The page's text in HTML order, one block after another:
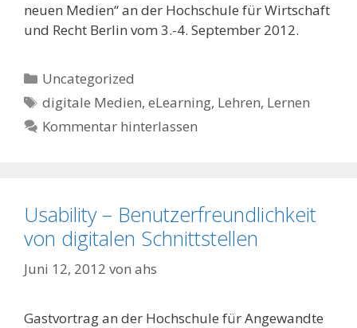
neuen Medien“ an der Hochschule für Wirtschaft
und Recht Berlin vom 3.-4. September 2012.
Kategorien
Uncategorized
Schlagwörter
digitale Medien,eLearning, Lehren, Lernen
Kommentar hinterlassen
Usability – Benutzerfreundlichkeit
von digitalen Schnittstellen
Juni 12, 2012 von ahs
Gastvortrag an der Hochschule für Angewandte